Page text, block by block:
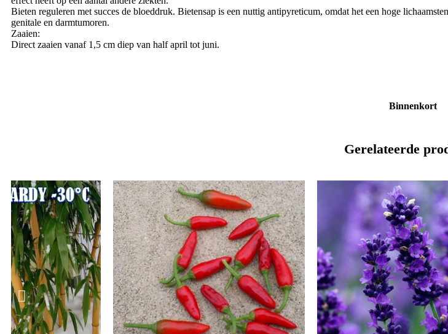
Bieten reguleren met succes de bloeddruk. Bietensap is een nuttig antipyreticum, omdat het een hoge
genitale en darmtumoren.
Zaaien:
Direct zaaien vanaf 1,5 cm diep van half april tot juni.
Binnenkort
Gerelateerde